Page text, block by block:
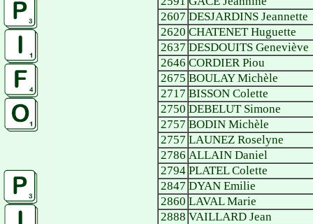
2607 DESJARDINS Jeannette
2620 CHATENET Huguette
2637 DESDOUITS Geneviève
2646 CORDIER Piou
2675 BOULAY Michèle
2717 BISSON Colette
2750 DEBELUT Simone
2757 BODIN Michèle
2757 LAUNEZ Roselyne
2786 ALLAIN Daniel
2794 PLATEL Colette
2847 DYAN Emilie
2860 LAVAL Marie
2888 VAILLARD Jean